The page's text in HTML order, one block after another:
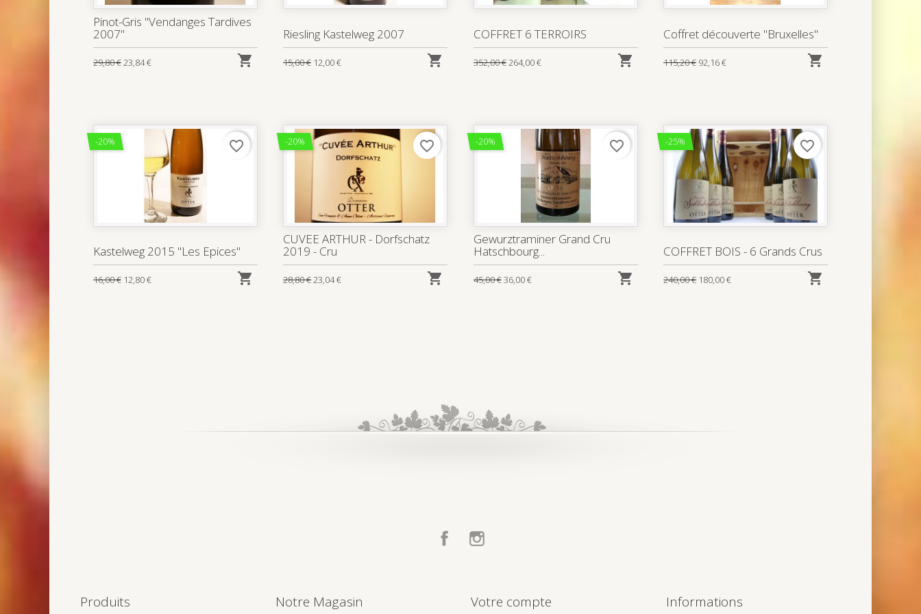
Pinot-Gris "Vendanges Tardives
2007"
29,80 €23,84 € 
Riesling Kastelweg 2007
15,00 € 12,00 € 
COFFRET 6 TERROIRS
352,00 €264,00 € 
Coffret découverte "Bruxelles"
115,20 € 92,16 € 
-20%
Kastelweg 2015 "Les Epices"
16,00 € 12,80 € 
favorite_border -20%
CUVEE ARTHUR - Dorfschatz
2019 - Cru
28,80 €23,04 € 
favorite_border -20%
Gewurztraminer Grand Cru
Hatschbourg...
45,00 €36,00 € 
favorite_border -25%
COFFRET BOIS - 6 Grands Crus
240,00 € 180,00 € 
favorite_border
Facebook
Produits Notre Magasin Votre compte Informations